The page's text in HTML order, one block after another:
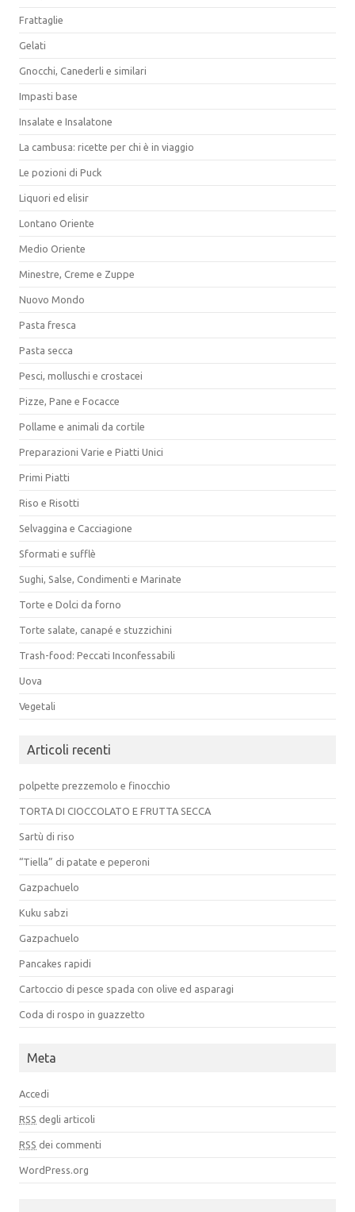
Frattaglie
Gelati
Gnocchi, Canederli e similari
Impasti base
Insalate e Insalatone
La cambusa: ricette per chi è in viaggio
Le pozioni di Puck
Liquori ed elisir
Lontano Oriente
Medio Oriente
Minestre, Creme e Zuppe
Nuovo Mondo
Pasta fresca
Pasta secca
Pesci, molluschi e crostacei
Pizze, Pane e Focacce
Pollame e animali da cortile
Preparazioni Varie e Piatti Unici
Primi Piatti
Riso e Risotti
Selvaggina e Cacciagione
Sformati e sufflè
Sughi, Salse, Condimenti e Marinate
Torte e Dolci da forno
Torte salate, canapé e stuzzichini
Trash-food: Peccati Inconfessabili
Uova
Vegetali
Articoli recenti
polpette prezzemolo e finocchio
TORTA DI CIOCCOLATO E FRUTTA SECCA
Sartù di riso
“Tiella” di patate e peperoni
Gazpachuelo
Kuku sabzi
Gazpachuelo
Pancakes rapidi
Cartoccio di pesce spada con olive ed asparagi
Coda di rospo in guazzetto
Meta
Accedi
RSS degli articoli
RSS dei commenti
WordPress.org